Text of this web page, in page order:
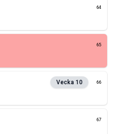
64
65
Vecka 10 66
67